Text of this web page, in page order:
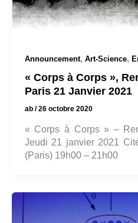
Announcement, Art-Science,
« Corps à Corps »,
Paris 21 Janvier 2021
ab /26 octobre 2020
« Corps à Corps » –
Jeudi 21 janvier 2021
(Paris) 19h00 – 21h00